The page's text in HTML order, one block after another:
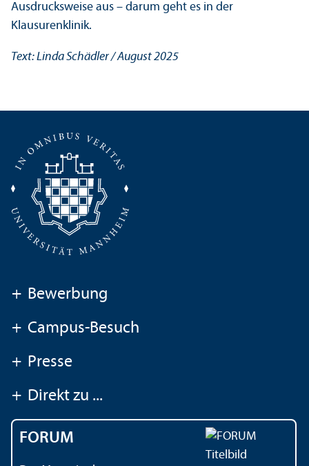
Ausdrucksweise aus – darum geht es in der
Klausurenklinik.
Text: Linda Schädler / August 2025
+ Bewerbung
+ Campus-Besuch
+ Presse
+ Direkt zu ...
FORUM